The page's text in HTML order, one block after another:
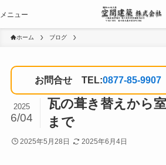
ホーム ブログ
お問合せ TEL:0877-85-9907
瓦の葺き替えから
まで
2025
6/04
2025年5月28日 2025年6月4日